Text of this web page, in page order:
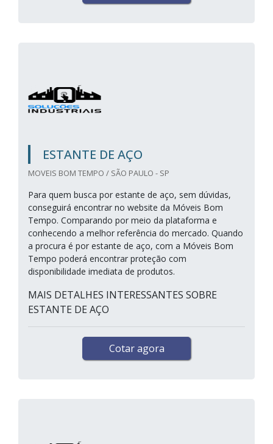
ESTANTE DE AÇO
MOVEIS BOM TEMPO / SÃO PAULO - SP
Para quem busca por estante de aço, sem dúvidas,
conseguirá encontrar no website da Móveis Bom
Tempo. Comparando por meio da plataforma e
conhecendo a melhor referência do mercado. Quando
a procura é por estante de aço, com a Móveis Bom
Tempo poderá encontrar proteção com
disponibilidade imediata de produtos.
MAIS DETALHES INTERESSANTES SOBRE
ESTANTE DE AÇO
Cotar agora